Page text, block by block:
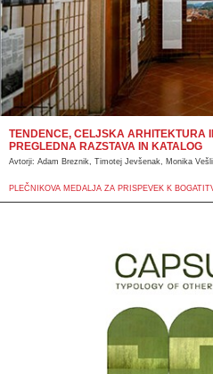
TENDENCE, CELJSKA ARHITEKTURA
PREGLEDNA RAZSTAVA IN KATALOG
Avtorji: Adam Breznik, Timotej Jevšenak, Monika
PLEČNIKOVA MEDALJA ZA PRISPEVEK K